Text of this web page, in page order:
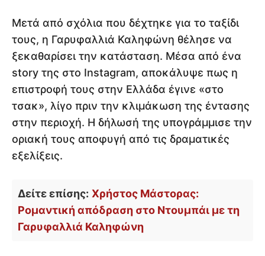
Μετά από σχόλια που δέχτηκε για το ταξίδι
τους, η Γαρυφαλλιά Καληφώνη θέλησε να
ξεκαθαρίσει την κατάσταση. Μέσα από ένα
story της στο Instagram, αποκάλυψε πως η
επιστροφή τους στην Ελλάδα έγινε «στο
τσακ», λίγο πριν την κλιμάκωση της έντασης
στην περιοχή. Η δήλωσή της υπογράμμισε την
οριακή τους αποφυγή από τις δραματικές
εξελίξεις.
Δείτε επίσης: Χρήστος Μάστορας:
Ρομαντική απόδραση στο Ντουμπάι με τη
Γαρυφαλλιά Καληφώνη